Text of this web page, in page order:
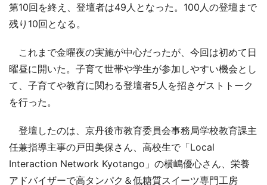
第10回を終え、登壇者は49人となった。100人の登壇まで
残り10回となる。
これまで金曜夜の実施が中心だったが、今回は初めて日
曜昼に開いた。子育て世帯や学生が参加しやすい機会とし
て、子育てや教育に関わる登壇者5人を招きゲストトーク
を行った。
登壇したのは、京丹後市教育委員会事務局学校教育課主
任兼指導主事の戸田美保さん、高校生で「Local
Interaction Network Kyotango」の横嶋優心さん、栄養
アドバイザーで高タンパク＆低糖質スイーツ専門工房